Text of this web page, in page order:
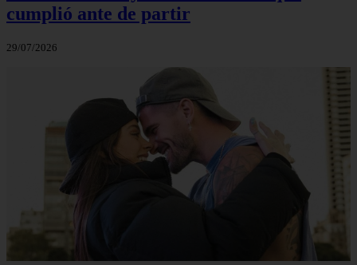
cumplió ante de partir
29/07/2026